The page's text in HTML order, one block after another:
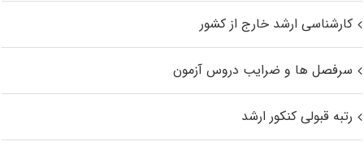
کارشناسی ارشد خارج از کشور
سرفصل ها و ضرایب دروس آزمون
رتبه قبولی کنکور ارشد